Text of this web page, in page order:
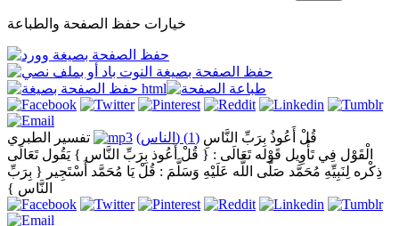
خيارات حفظ الصفحة والطباعة
قُلْ أَعُوذُ بِرَبِّ النَّاسِ (1) (الناس)
تفسير الطبري
الْقَوْل فِي تَأْوِيل قَوْله تَعَالَى : { قُلْ أَعُوذ بِرَبِّ النَّاس } يَقُول تَعَالَى
ذِكْره لِنَبِيِّهِ مُحَمَّد صَلَّى اللَّه عَلَيْهِ وَسَلَّمَ : قُلْ يَا مُحَمَّد أَسْتَجِير { بِرَبِّ
النَّاس }